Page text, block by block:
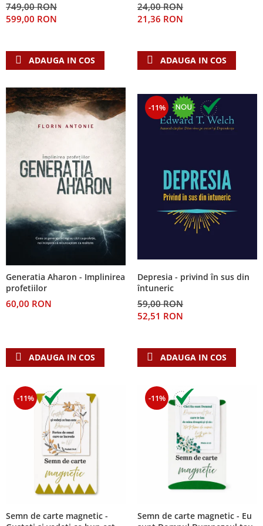
Teologie
Dogmatica
Misiune
Viata crestina
Contemporaneitate
Diverse
Lupta Spirituala
Schimbarea caracterului
Suferinta
Viata din belsug
Viata de zi cu zi
Despre afaceri
Dezvoltare personala
749,00 RON
599,00 RON
ADAUGA IN COS
24,00 RON
21,36 RON
ADAUGA IN COS
Generatia Aharon - Implinirea
profetiilor
60,00 RON
ADAUGA IN COS
-11%
Depresia - privind în sus din
întuneric
59,00 RON
52,51 RON
ADAUGA IN COS
-11%
Semn de carte magnetic -
-11%
Semn de carte magnetic - Eu